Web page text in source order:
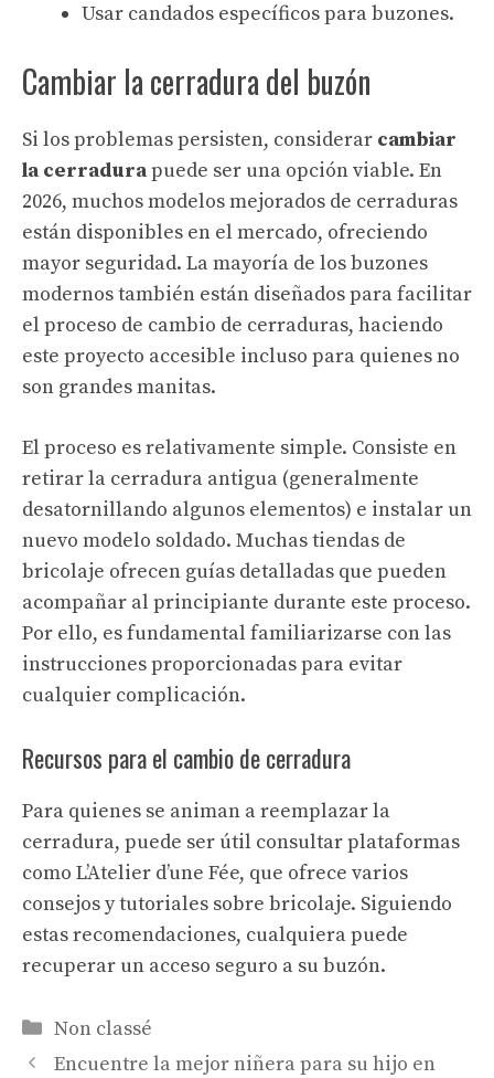
Usar candados específicos para buzones.
Cambiar la cerradura del buzón
Si los problemas persisten, considerar cambiar
la cerradurapuede ser una opción viable. En
2026, muchos modelos mejorados de cerraduras
están disponibles en el mercado, ofreciendo
mayor seguridad. La mayoría de los buzones
modernos también están diseñados para facilitar
el proceso de cambio de cerraduras, haciendo
este proyecto accesible incluso para quienes no
son grandes manitas.
El proceso es relativamente simple. Consiste en
retirar la cerradura antigua (generalmente
desatornillando algunos elementos) e instalar un
nuevo modelo soldado. Muchas tiendas de
bricolaje ofrecen guías detalladas que pueden
acompañar al principiante durante este proceso.
Por ello, es fundamental familiarizarse con las
instrucciones proporcionadas para evitar
cualquier complicación.
Recursos para el cambio de cerradura
Para quienes se animan a reemplazar la
cerradura, puede ser útil consultar plataformas
como L’Atelier d’une Fée, que ofrece varios
consejos y tutoriales sobre bricolaje. Siguiendo
estas recomendaciones, cualquiera puede
recuperar un acceso seguro a su buzón.
Categorías
Non classé
Encuentre la mejor niñera para su hijo en